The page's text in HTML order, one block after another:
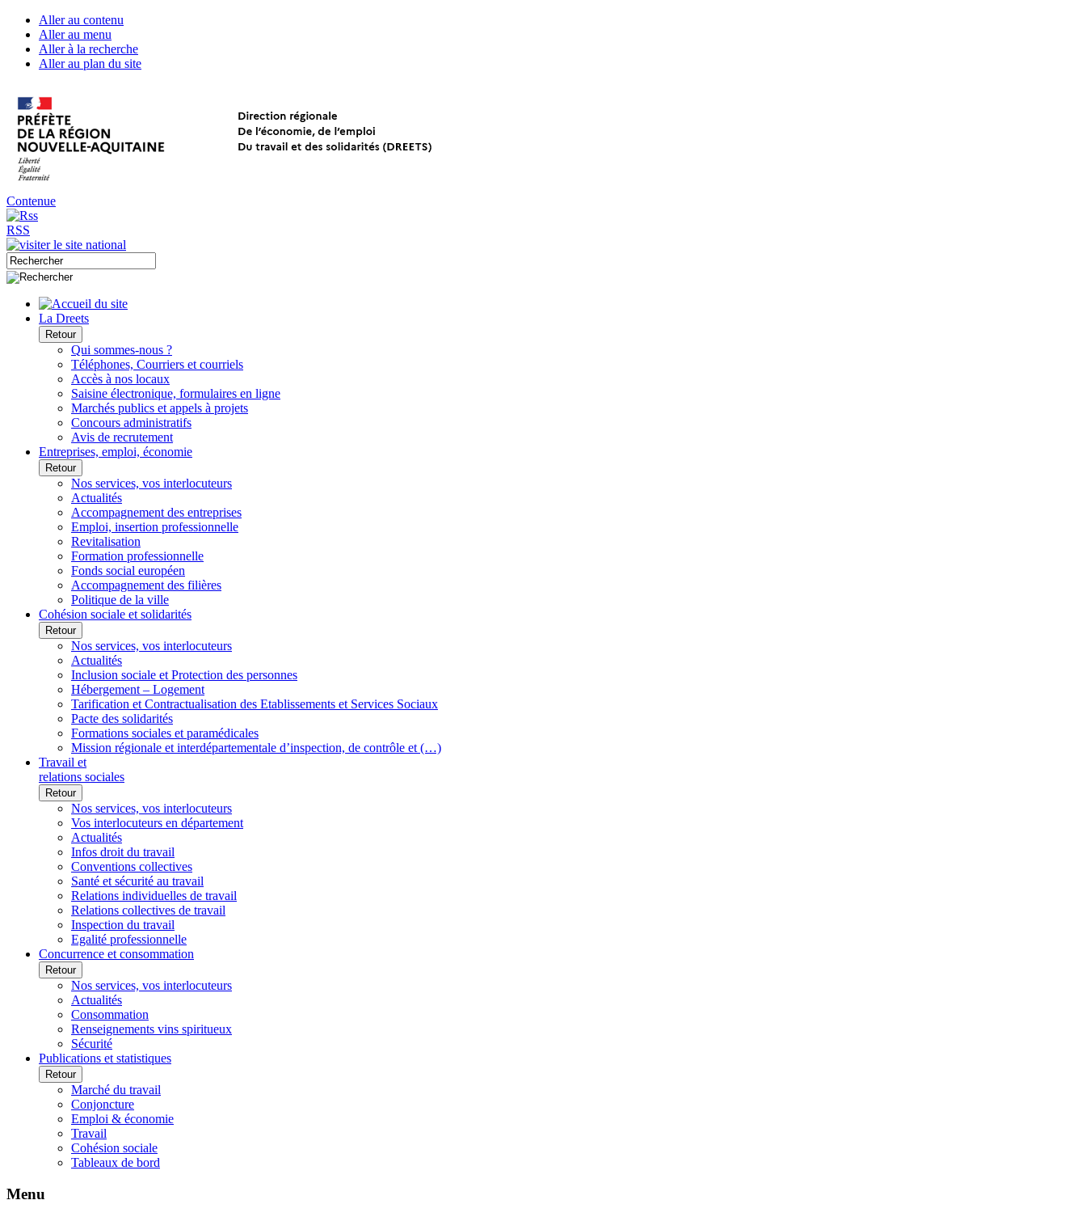
Aller au contenu
Aller au menu
Aller à la recherche
Aller au plan du site
Contenue
RSS
La Dreets
Retour
Qui sommes-nous ?
Téléphones, Courriers et courriels
Accès à nos locaux
Saisine électronique, formulaires en ligne
Marchés publics et appels à projets
Concours administratifs
Avis de recrutement
Entreprises, emploi, économie
Retour
Nos services, vos interlocuteurs
Actualités
Accompagnement des entreprises
Emploi, insertion professionnelle
Revitalisation
Formation professionnelle
Fonds social européen
Accompagnement des filières
Politique de la ville
Cohésion sociale et solidarités
Retour
Nos services, vos interlocuteurs
Actualités
Inclusion sociale et Protection des personnes
Hébergement – Logement
Tarification et Contractualisation des Etablissements et Services Sociaux
Pacte des solidarités
Formations sociales et paramédicales
Mission régionale et interdépartementale d’inspection, de contrôle et (…)
Travail et
relations sociales
Retour
Nos services, vos interlocuteurs
Vos interlocuteurs en département
Actualités
Infos droit du travail
Conventions collectives
Santé et sécurité au travail
Relations individuelles de travail
Relations collectives de travail
Inspection du travail
Egalité professionnelle
Concurrence et consommation
Retour
Nos services, vos interlocuteurs
Actualités
Consommation
Renseignements vins spiritueux
Sécurité
Publications et statistiques
Retour
Marché du travail
Conjoncture
Emploi & économie
Travail
Cohésion sociale
Tableaux de bord
Menu